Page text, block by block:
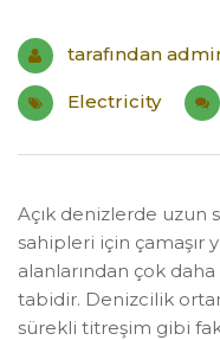
tarafından
Electricity
Açık denizlerde uzun
sahipleri için çamaşır
alanlarından çok
tabidir. Denizcilik
sürekli titreşim gibi